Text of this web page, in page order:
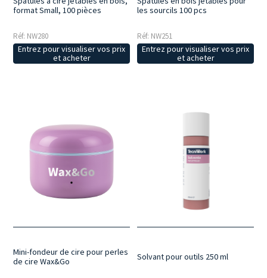
format Small, 100 pièces
Réf: NW280
Entrez pour visualiser vos prix
et acheter
les sourcils 100 pcs
Réf: NW251
Entrez pour visualiser vos prix
et acheter
Mini-fondeur de cire pour perles
de cire Wax&Go
Solvant pour outils 250 ml